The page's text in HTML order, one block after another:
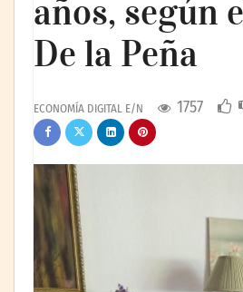
años, según
De la Peña
ECONOMÍA DIGITAL E/N 1757